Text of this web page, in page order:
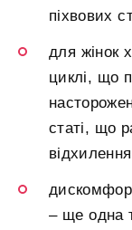
піхвових
для жінок
циклі, що
статі, що
– ще одна